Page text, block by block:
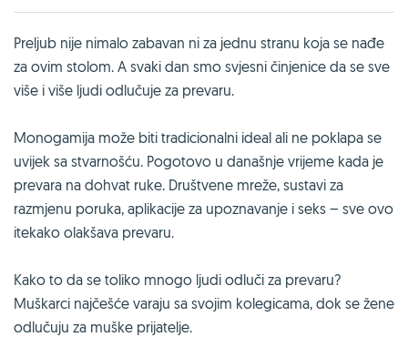
Preljub nije nimalo zabavan ni za jednu stranu koja se nađe
za ovim stolom. A svaki dan smo svjesni činjenice da se sve
više i više ljudi odlučuje za prevaru.
Monogamija može biti tradicionalni ideal ali ne poklapa se
uvijek sa stvarnošću. Pogotovo u današnje vrijeme kada je
prevara na dohvat ruke. Društvene mreže, sustavi za
razmjenu poruka, aplikacije za upoznavanje i seks – sve ovo
itekako olakšava prevaru.
Kako to da se toliko mnogo ljudi odluči za prevaru?
Muškarci najčešće varaju sa svojim kolegicama, dok se žene
odlučuju za muške prijatelje.